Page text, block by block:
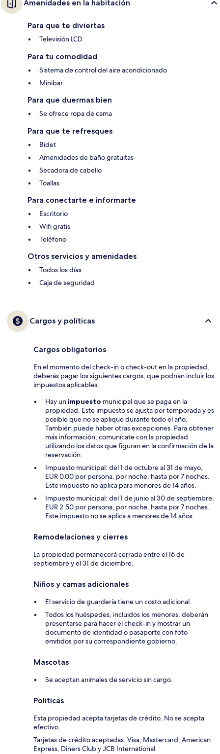
Amenidades en la habitación
Para que te diviertas
Televisión LCD
Para tu comodidad
Sistema de control del aire acondicionado
Minibar
Para que duermas bien
Se ofrece ropa de cama
Para que te refresques
Bidet
Amenidades de baño gratuitas
Secadora de cabello
Toallas
Para conectarte e informarte
Escritorio
Wifi gratis
Teléfono
Otros servicios y amenidades
Todos los días
Caja de seguridad
Cargos y políticas
Cargos obligatorios
En el momento del check-in o check-out en la propiedad,
deberás pagar los siguientes cargos, que podrían incluir los
impuestos aplicables:
Hay unimpuesto municipal que se paga en la
propiedad. Este impuesto se ajusta por temporada y es
posible que no se aplique durante todo el año.
También puede haber otras excepciones. Para obtener
más información, comunícate con la propiedad
utilizando los datos que figuran en la confirmación de la
reservación.
Impuesto municipal: del 1 de octubre al 31 de mayo,
EUR 0.00 por persona, por noche, hasta por 7 noches.
Este impuesto no aplica para menores de 14 años.
Impuesto municipal: del 1 de junio al 30 de septiembre,
EUR 2.50 por persona, por noche, hasta por 7 noches.
Este impuesto no se aplica a menores de 14 años.
Remodelaciones y cierres
La propiedad permanecerá cerrada entre el 16 de
septiembre y el 31 de diciembre.
Niños y camas adicionales
El servicio de guardería tiene un costo adicional.
Todos los huéspedes, incluidos los menores, deberán
presentarse para hacer el check-in y mostrar un
documento de identidad o pasaporte con foto
emitidos por su correspondiente gobierno.
Mascotas
Se aceptan animales de servicio sin cargo.
Políticas
Esta propiedad acepta tarjetas de crédito. No se acepta
efectivo.
Tarjetas de crédito aceptadas: Visa, Mastercard, American
Express, Diners Club y JCB International